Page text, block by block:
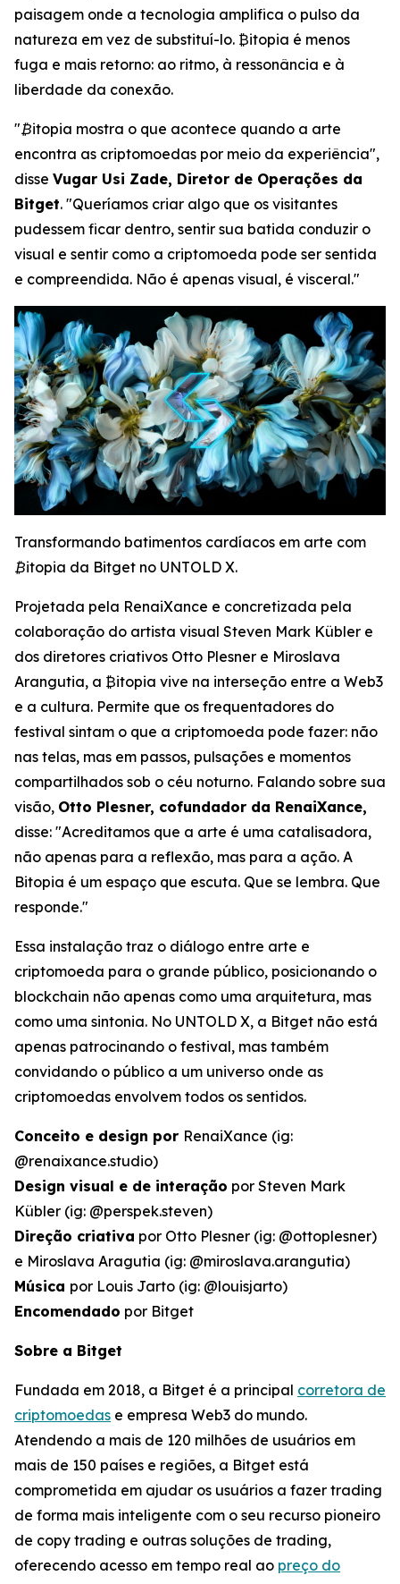
paisagem onde a tecnologia amplifica o pulso da
natureza em vez de substituí-lo. ₿itopia é menos
fuga e mais retorno: ao ritmo, à ressonância e à
liberdade da conexão.
"₿itopia mostra o que acontece quando a arte
encontra as criptomoedas por meio da experiência",
disse Vugar Usi Zade, Diretor de Operações da
Bitget. "Queríamos criar algo que os visitantes
pudessem ficar dentro, sentir sua batida conduzir o
visual e sentir como a criptomoeda pode ser sentida
e compreendida. Não é apenas visual, é visceral."
Transformando batimentos cardíacos em arte com
₿itopia da Bitget no UNTOLD X.
Projetada pela RenaiXance e concretizada pela
colaboração do artista visual Steven Mark Kübler e
dos diretores criativos Otto Plesner e Miroslava
Arangutia, a ₿itopia vive na interseção entre a Web3
e a cultura. Permite que os frequentadores do
festival sintam o que a criptomoeda pode fazer: não
nas telas, mas em passos, pulsações e momentos
compartilhados sob o céu noturno. Falando sobre sua
visão, Otto Plesner, cofundador da RenaiXance,
disse: "Acreditamos que a arte é uma catalisadora,
não apenas para a reflexão, mas para a ação. A
Bitopia é um espaço que escuta. Que se lembra. Que
responde."
Essa instalação traz o diálogo entre arte e
criptomoeda para o grande público, posicionando o
blockchain não apenas como uma arquitetura, mas
como uma sintonia. No UNTOLD X, a Bitget não está
apenas patrocinando o festival, mas também
convidando o público a um universo onde as
criptomoedas envolvem todos os sentidos.
Conceito e design por RenaiXance (ig:
@renaixance.studio)
Design visual e de interação por Steven Mark
Kübler (ig: @perspek.steven)
Direção criativa por Otto Plesner (ig: @ottoplesner)
e Miroslava Aragutia (ig: @miroslava.arangutia)
Música por Louis Jarto (ig: @louisjarto)
Encomendado por Bitget
Sobre a Bitget
Fundada em 2018, a Bitget é a principal corretora de
criptomoedas e empresa Web3 do mundo.
Atendendo a mais de 120 milhões de usuários em
mais de 150 países e regiões, a Bitget está
comprometida em ajudar os usuários a fazer trading
de forma mais inteligente com o seu recurso pioneiro
de copy trading e outras soluções de trading,
oferecendo acesso em tempo real ao preço do